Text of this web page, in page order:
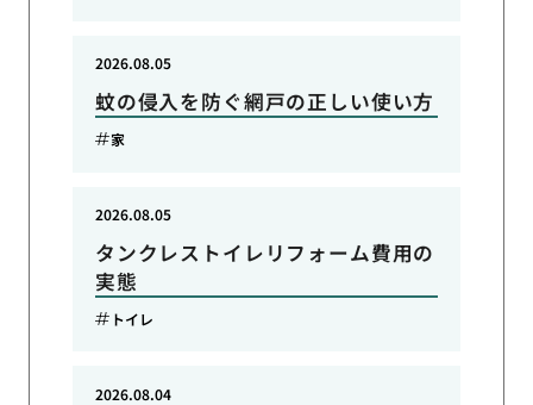
蚊の侵入を防ぐ網戸の正しい使い方
2026.08.05
家
タンクレストイレリフォーム費用の
実態
2026.08.05
トイレ
2026.08.04